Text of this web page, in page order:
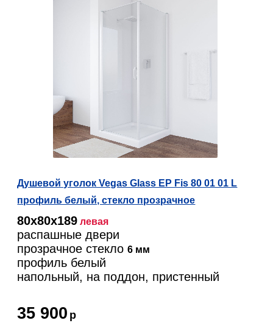
Душевой уголок Vegas Glass EP Fis 80 01 01 L
профиль белый, стекло прозрачное
80х80х189 левая
распашные двери
прозрачное стекло6 мм
профиль белый
напольный, на поддон, пристенный
35 900 р